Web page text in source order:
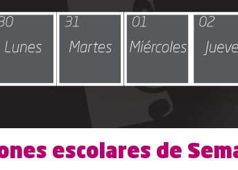
escolares de